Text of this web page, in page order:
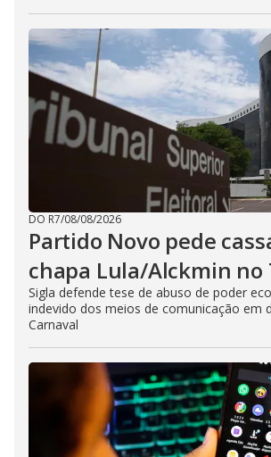
DO R7/08/08/2026
Partido Novo pede
chapa Lula/Alckmin no
Sigla defende tese de abuso de poder
indevido dos meios de comunicação em
Carnaval